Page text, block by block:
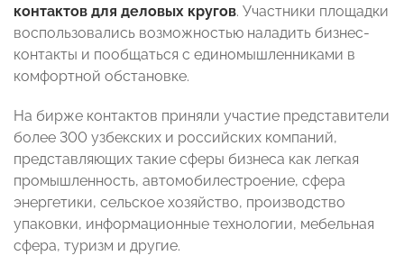
контактов для деловых кругов. Участники площадки
воспользовались возможностью наладить бизнес-
контакты и пообщаться с единомышленниками в
комфортной обстановке.
На бирже контактов приняли участие представители
более 300 узбекских и российских компаний,
представляющих такие сферы бизнеса как легкая
промышленность, автомобилестроение, сфера
энергетики, сельское хозяйство, производство
упаковки, информационные технологии, мебельная
сфера, туризм и другие.